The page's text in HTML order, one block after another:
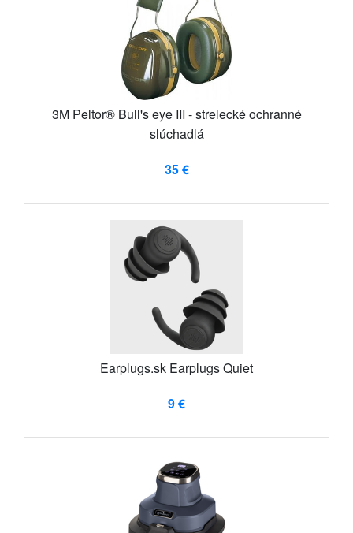
3M Peltor® Bull's eye III - strelecké ochranné
slúchadlá
35 €
Earplugs.sk Earplugs Quiet
9 €